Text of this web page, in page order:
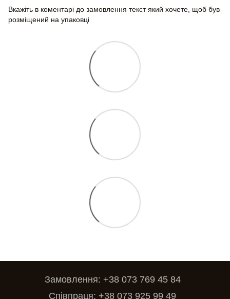
Вкажіть в коментарі до замовлення текст який хочете, щоб був
розміщений на упаковці
Замовлення: +38 073 769 45 84
Співпраця: +38 073 925 99 49